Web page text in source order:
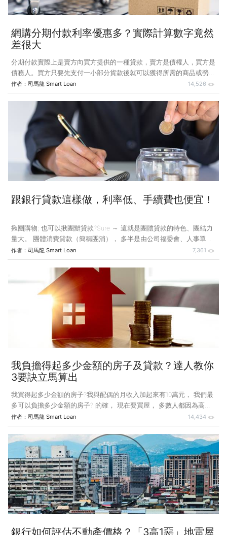
網購分期付款利率優惠多？實際計算數字竟然
差很大
分期付款實際上是賣方向買方提供的一種貸款，賣方是債權人，買方是
債務人。買方只要先支付一小部分貨款後就可以獲得所需的商品或勞
務，但是因為以後的分期付款中包括有利息，所以用分期付款方式購買
同一商品或勞務，所支付的金額要比一次性支付的貨款多一些。 如果
是 「0%利率」的分期付款， 則是賣方將商品的折扣折算利息收入的行
銷手法。以消費金融來看，台灣的分期付款方式通常由銀行和分期付款
供應商配合 ; 賣方付出利息成本將債務風險移轉給銀行， 配合方式有
信用貸款、信用卡分期等等。 分期付款的好處： 賣方利用分期付款完
成商品促銷活動; 買方可以利用分期付款，輕鬆買到貨品; 銀行(或金融
機構)
作者： 司馬龍 Smart Loan 14,526
跟銀行貸款這樣做，利率低、手續費也便宜！
揪團購物; 也可以揪團辦貸款?Sure ～ 這就是團體貸款的特色、團結力
量大。 團體消費貸款（簡稱團消）， 多半是由公司福委會、人事單
位、工會、或特定團體等與銀行洽談配合的信用貸款， 這樣的貸款利
率視公司與團體規模而定， 一般是低於自行申辦的信用貸款利率， 而
且在手續費部分也會非常優惠。以下我們就來談談團體消費貸款，或許
可以針對您的身份跟銀行爭取到不錯的貸款條件~ 我們非常建議若您所
處的公司規模夠大，需要貸款時可以先行詢問人事單位是否有配合的貸
款專案喔~ <公司團消>由公司福委會、人事單位、工會等與銀行洽
談。較大型的公司會有長期配合「團消」的貸款銀行
作者： 司馬龍 Smart Loan 7,361
我負擔得起多少金額的房子及貸款？達人教你
3要訣立馬算出
我買得起多少金額的房子?我與配偶的月收入加起來有10萬元， 我們最
多可以負擔多少金額的房子? 的確， 現在要買屋， 多數人都因為高房
價而裹足不前。然而想買屋，不只是看房價高低，而是先評估負擔貸款
的能力。如果我們平心靜氣， 暫不受令人瞠目的高房價影響， 以下列
要訣， 算一下自己的能力適合買多少金額的房子、有多少自備款、有
多少付貸款的能力， 訂立一個購屋目標， 是比較實際的。 <判斷一>
以月薪推算每月可負擔貸款能力一般建議，每月付貸款金額不要超過薪
水的3成，由於台灣房價較高，可以放寬到3.5成～4成。 主要因為房貸
利率是變動的，萬一利率上升時，會讓每個月的貸款
作者： 司馬龍 Smart Loan 14,434
銀行如何評估不動產價格？「3高1惡」地雷屋